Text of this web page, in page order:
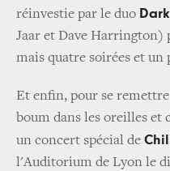
réinvestie par le duo
Jaar et Dave Harrington)
mais quatre soirées et un
Et enfin, pour se
boum dans les oreilles et
un concert spécial de
l'Auditorium de Lyon le